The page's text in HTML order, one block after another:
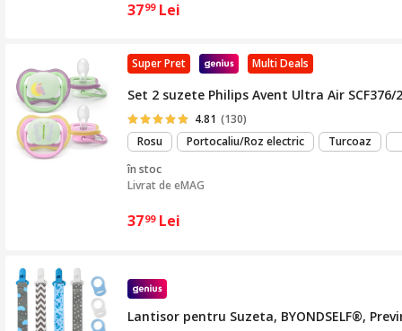
3799 Lei
Multi Deals
Super Pret
Set 2 suzete Philips Avent Ultra Air
4.81 (130)
Rosu
Portocaliu/Roz electric
Turcoaz
în stoc
Livrat deeMAG
3799 Lei
Lantisor pentru Suzeta, BYONDSELF®,